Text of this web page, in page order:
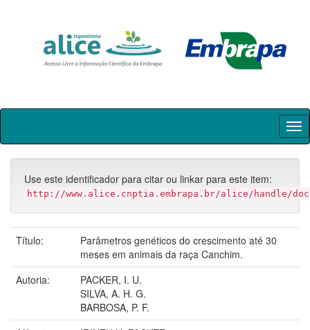
Skip
Use este identificador para citar ou linkar para este item:
http://www.alice.cnptia.embrapa.br/alice/handle/
Título:
Parâmetros genéticos do crescimento até 30
meses em animais da raça Canchim.
Autoria:
PACKER, I. U.
SILVA, A. H. G.
BARBOSA, P. F.